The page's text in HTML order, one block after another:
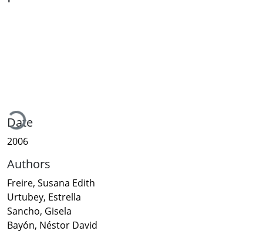
Date
2006
Authors
Freire, Susana Edith
Urtubey, Estrella
Sancho, Gisela
Bayón, Néstor David